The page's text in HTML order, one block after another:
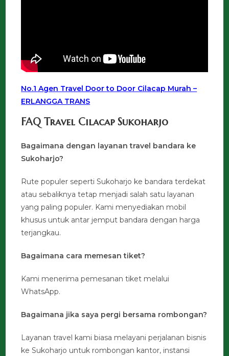
No.1 Agen Travel Door to Door Cilacap Murah –
ERLANGGA TRANS
FAQ Travel Cilacap Sukoharjo
Bagaimana dengan layanan travel bandara ke
Sukoharjo?
Rute populer seperti Sukoharjo ke bandara terdekat
atau sebaliknya tetap menjadi salah satu layanan
yang paling populer. Kami menyediakan mobil
khusus untuk antar jemput bandara dengan harga
terjangkau.
Bagaimana cara memesan tiket?
Kami menerima pemesanan tiket melalui
WhatsApp.
Bagaimana jika saya pergi bersama rombongan?
Layanan travel kami biasa melayani perjalanan bisnis
ke Sukoharjo untuk rombongan kantor, instansi